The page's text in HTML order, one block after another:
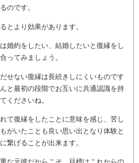
のです。
とより効果があります。
婚約をしたい、結婚したいと復縁をし
ってみましょう。
せない復縁は長続きしにくいものです
と最初の段階でお互いに共通認識を持
くださいね。
て復縁をしたことに意味を感じ、苦し
がいたことも良い思い出となり体験と
繋げることが出来ます。